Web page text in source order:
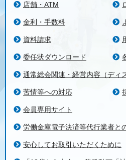
店舗・ATM
金利・手数料
資料請求
委任状ダウンロード
通常総会関連・経営内容（ディ
苦情等への対応
会員専用サイト
労働金庫電子決済等代行業者と
安心してお取引いただくために